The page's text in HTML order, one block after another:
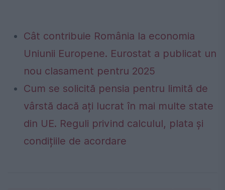
Cât contribuie România la economia
Uniunii Europene. Eurostat a publicat un
nou clasament pentru 2025
Cum se solicită pensia pentru limită de
vârstă dacă ați lucrat în mai multe state
din UE. Reguli privind calculul, plata și
condițiile de acordare